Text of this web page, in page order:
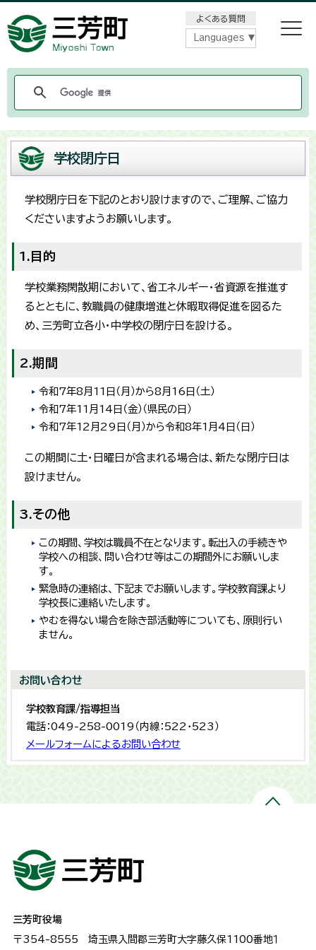
よくある質問
Languages
学校閉庁日
学校閉庁日を下記のとおり設けますので、ご理解、ご協力
くださいますようお願いします。
1.目的
学校業務閑散期において、省エネルギー・省資源を推進す
るとともに、教職員の健康増進と休暇取得促進を図るた
め、三芳町立各小・中学校の閉庁日を設ける。
2.期間
令和7年8月11日（月）から8月16日（土）
令和7年11月14日（金）（県民の日）
令和7年12月29日（月）から令和8年1月4日（日）
この期間に土・日曜日が含まれる場合は、新たな閉庁日は
設けません。
3.その他
この期間、学校は職員不在となります。転出入の手続きや
学校への相談、問い合わせ等はこの期間外にお願いしま
す。
緊急時の連絡は、下記までお願いします。学校教育課より
学校長に連絡いたします。
やむを得ない場合を除き部活動等についても、原則行い
ません。
お問い合わせ
学校教育課/指導担当
電話：049-258-0019（内線：522・523）
メールフォームによるお問い合わせ
三芳町役場
〒354-8555 埼玉県入間郡三芳町大字藤久保1100番地１